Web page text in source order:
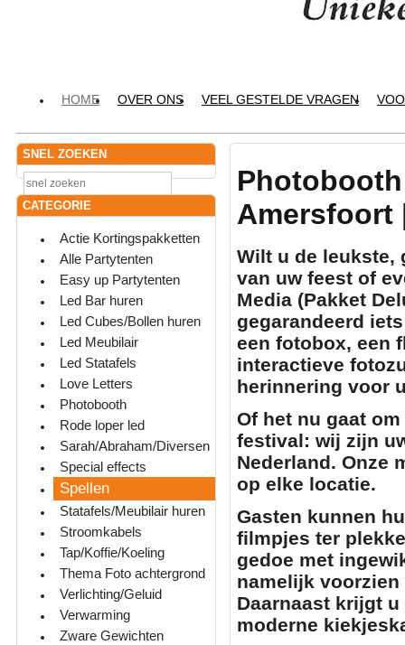
HOME OVER ONS VEEL GESTELDE VRAGEN
SNEL ZOEKEN
CATEGORIE
Actie Kortingspakketten
Alle Partytenten
Easy up Partytenten
Led Bar huren
Led Cubes/Bollen huren
Led Meubilair
Led Statafels
Love Letters
Photobooth
Rode loper led
Sarah/Abraham/Diversen
Special effects
Spellen
Statafels/Meubilair huren
Stroomkabels
Tap/Koffie/Koeling
Thema Foto achtergrond
Verlichting/Geluid
Verwarming
Zware Gewichten
Amersfoort
Wilt u de leukste,
van uw feest of
Media (Pakket
gegarandeerd
een fotobox, een
interactieve
herinnering voor
Of het nu gaat
festival: wij zijn
Nederland. Onze
op elke locatie.
Gasten kunnen
filmpjes ter
gedoe met
namelijk
Daarnaast krijgt
moderne